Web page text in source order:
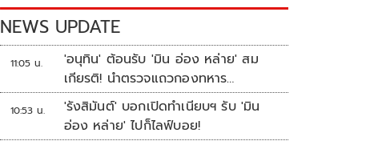
NEWS UPDATE
11:05 น.
'อนุทิน' ต้อนรับ 'มิน อ่อง หล่าย' สม
เกียรติ! นำตรวจแถวกองทหาร
เกียรติยศ
10:53 น.
'รังสิมันต์' บอกเปิดทำเนียบฯ รับ 'มิน
อ่อง หล่าย' ไปก็ไลฟ์บอย!